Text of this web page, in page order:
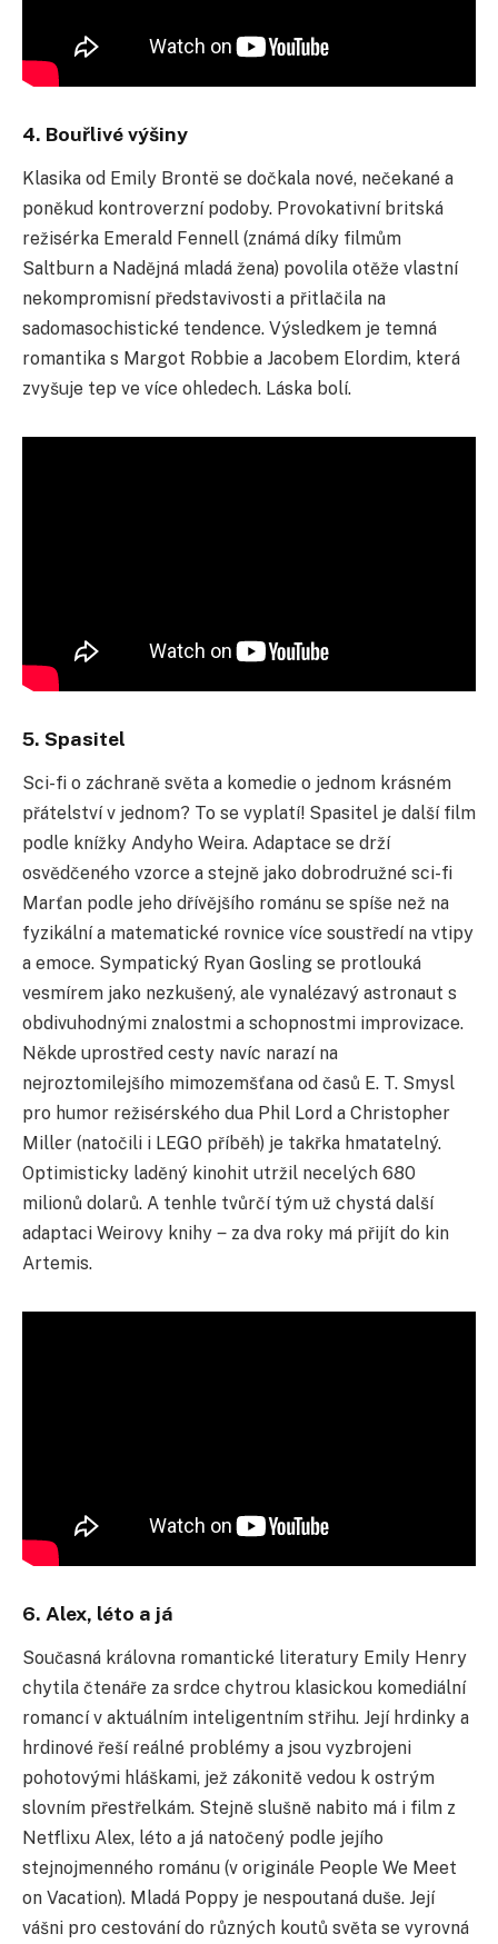
4. Bouřlivé výšiny
Klasika od Emily Brontë se doč kala nové, nečekané a
poněkud kontroverzní podoby. Provokativní britská
režisérka Emerald Fennell (známá díky filmům
Saltburn a Nadějná mladá žena) povolila otěže vlastní
nekompromisní představivosti a přitlačila na
sadomasochistické tendence. Výsledkem je temná
romantika s Margot Robbie a Jacobem Elordim, která
zvyšuje tep ve více ohledech. Láska bolí.
5. Spasitel
Sci-fi o záchraně světa a komedie o jednom krásném
přátelství v jednom? To se vyplatí! Spasitel je další film
podle knížky Andyho Weira. Adaptace se drží
osvědčeného vzorce a stejně jako dobrodružné sci-fi
Marťan podle jeho dřívějšího románu se spíše než na
fyzikální a matematické rovnice více soustředí na vtipy
a emoce. Sympatický Ryan Gosling se protlouká
vesmírem jako nezkušený, ale vynalézavý astronaut s
obdivuhodnými znalostmi a schopnostmi improvizace.
Někde uprostřed cesty navíc narazí na
nejroztomilejšího mimozemšťana od časů E. T. Smysl
pro humor režisérského dua Phil Lord a Christopher
Miller (natočili i LEGO příběh) je takřka hmatatelný.
Optimisticky laděný kinohit utržil necelých 680
milionů dolarů. A tenhle tvůrčí tým už chystá další
adaptaci Weirovy knihy ‒ za dva roky má přijít do kin
Artemis.
6. Alex, léto a já
Současná královna romantické literatury Emily Henry
chytila čtenáře za srdce chytrou klasickou komediální
romancí v aktuálním inteligentním střihu. Její hrdinky a
hrdinové řeší reálné problémy a jsou vyzbrojeni
pohotovými hláškami, jež zákonitě vedou k ostrým
slovním přestřelkám. Stejně slušně nabito má i film z
Netflixu Alex, léto a já natočený podle jejího
stejnojmenného románu (v originále People We Meet
on Vacation). Mladá Poppy je nespoutaná duše. Její
vášni pro cestování do různých koutů světa se vyrovná